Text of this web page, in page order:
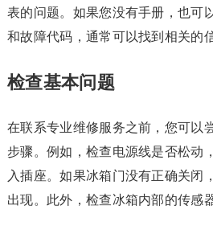
表的问题。如果您没有手册，也可
和故障代码，通常可以找到相关的
检查基本问题
在联系专业维修服务之前，您可以
步骤。例如，检查电源线是否松动
入插座。如果冰箱门没有正确关闭
出现。此外，检查冰箱内部的传感